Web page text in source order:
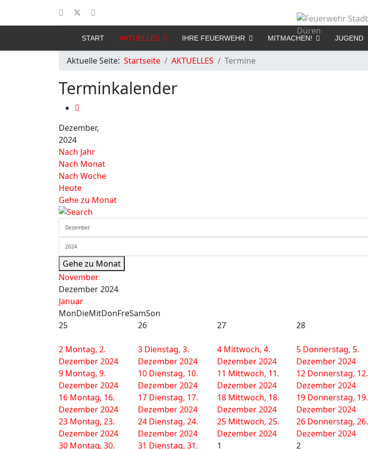
START AKTUELLES IHRE FEUERWEHR MITMACHEN! JUGEND
Aktuelle Seite: Startseite AKTUELLES Termine
Terminkalender
Dezember,
2024
Nach Jahr
Nach Monat
Nach Woche
Heute
Gehe zu Monat
Gehe zu Monat
November
Dezember 2024
Januar
MonDieMitDonFreSamSon
25
26 27 28
2 Montag, 2.
Dezember 2024
3 Dienstag, 3.
Dezember 2024
4 Mittwoch, 4.
Dezember 2024
5 Donnerstag, 5.
Dezember 2024
9 Montag, 9.
Dezember 2024
10 Dienstag, 10.
Dezember 2024
11 Mittwoch, 11.
Dezember 2024
12 Donnerstag, 12.
Dezember 2024
16 Montag, 16.
Dezember 2024
17 Dienstag, 17.
Dezember 2024
18 Mittwoch, 18.
Dezember 2024
19 Donnerstag, 19.
Dezember 2024
23 Montag, 23.
Dezember 2024
24 Dienstag, 24.
Dezember 2024
25 Mittwoch, 25.
Dezember 2024
26 Donnerstag, 26.
Dezember 2024
30 Montag, 30. 31 Dienstag, 31. 1 2